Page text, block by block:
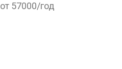
от 57000/год